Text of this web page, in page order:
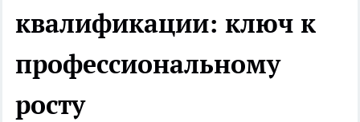
квалификации: ключ к
профессиональному
росту